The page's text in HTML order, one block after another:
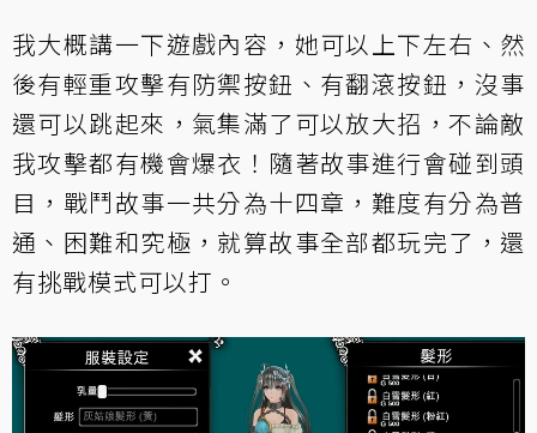
我大概講一下遊戲內容，她可以上下左右、然
後有輕重攻擊有防禦按鈕、有翻滾按鈕，沒事
還可以跳起來，氣集滿了可以放大招，不論敵
我攻擊都有機會爆衣！隨著故事進行會碰到頭
目，戰鬥故事一共分為十四章，難度有分為普
通、困難和究極，就算故事全部都玩完了，還
有挑戰模式可以打。